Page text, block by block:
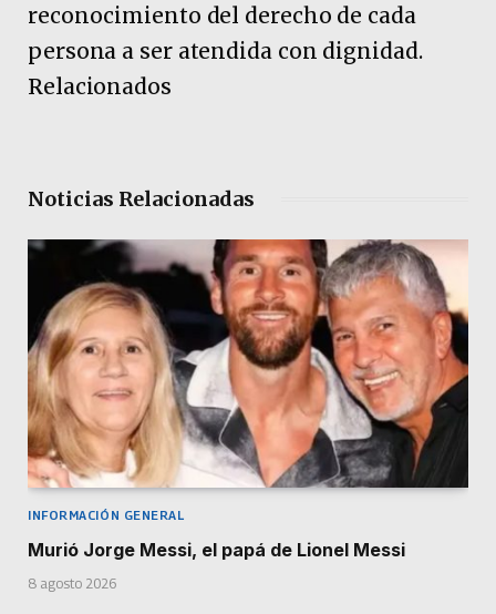
reconocimiento del derecho de cada
persona a ser atendida con dignidad.
Relacionados
Noticias Relacionadas
INFORMACIÓN GENERAL
Murió Jorge Messi, el papá de Lionel Messi
8 agosto 2026